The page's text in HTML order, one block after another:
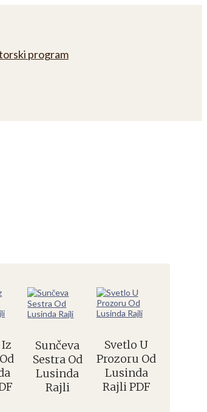
program
Sunčeva
Sestra Od
Lusinda
Rajli
Svetlo U
Prozoru Od
Lusinda
Rajli PDF